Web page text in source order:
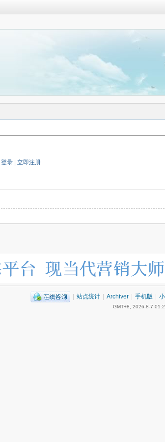
登录| 立即注册
| 站点统计 | Archiver | 手机版 |
GMT+8, 2026-8-7